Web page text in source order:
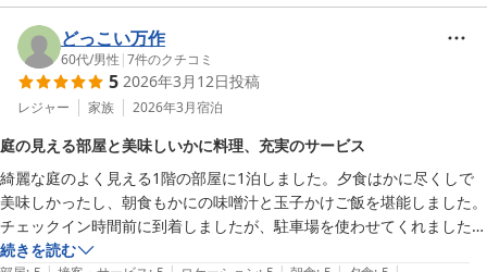
いいものを使われていると感じました。
旅館の方はみなさんとても感じのいい方ばかりでとても快適に過ごせま
した。
城崎温泉では多分一番奥にある旅館だと思いますが、ロープウェイのす
ぐ近くですし、静かでとてもいい場所だと思います。
私がこの旅館を選んだのですが、家族みんなが何度も最高やね。と言っ
ているのを聞いてとても嬉しかったです。
大人になった子どもとの旅行にもおすすめです。
大満足の旅行になりました。
大変お世話になりまして、ありがとうございました。
の上ない幸せでございます。
部屋でのお食事はゆったりとした空間とともに、日本海側の食の魅
力を楽しんでいただくのに最適でございます！
但馬の味覚を目でも口でも楽しく満喫していただけたのではないで
しょうか。
これからも「最高やね」という言葉を沢山いただけるようスタッフ
一同努力して参ります。
またのお越しを心よりお待ちしております。
城崎温泉 湯楽 Ｙｕｒａｋｕ Ｋｉｎｏｓａｋｉ Ｓｐａ＆Ｇａ
ｒｄｅｎｓ
どっこい万作
60代/男性 |7件のクチコミ
5 2026年3月12日投稿
レジャー 家族 2026年3月宿泊
庭の見える部屋と美味しいかに料理、充実のサービス
綺麗な庭のよく見える1階の部屋に1泊しました。夕食はかに尽くしで
美味しかったし、朝食もかにの味噌汁と玉子かけご飯を堪能しました。
チェックイン時間前に到着しましたが、駐車場を使わせてくれました
し、外湯の無料パスとタオル類も貸して下さるなど、とてもサービスの
続きを読む